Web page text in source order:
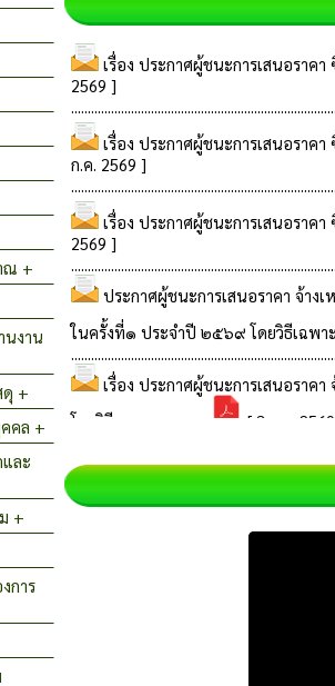
ณ +
นงาน
ดุ +
คล +
และ
+
การ